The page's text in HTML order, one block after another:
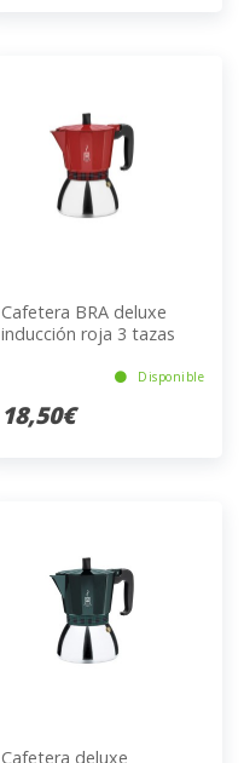
Cafetera BRA deluxe
inducción roja 3 tazas
Disponible
18,50€
Cafetera deluxe